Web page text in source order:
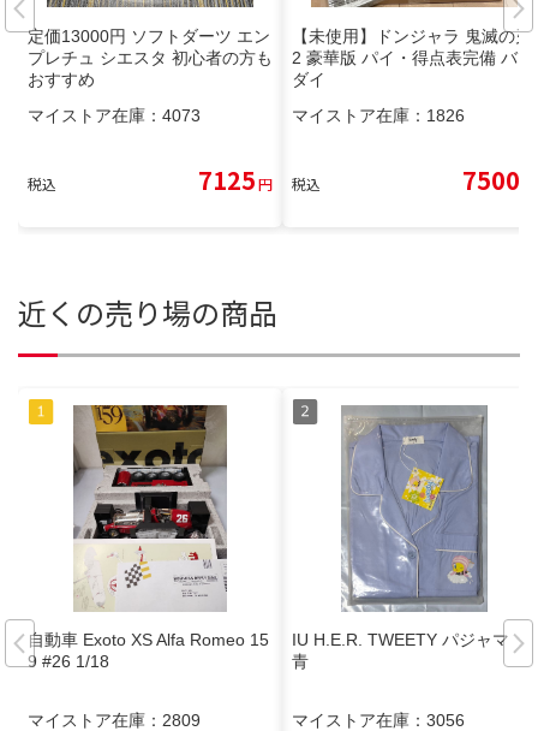
定価13000円 ソフトダーツ エン
プレチュ シエスタ 初心者の方も
おすすめ
マイストア在庫： 4073
税込 7125円
【未使用】ドンジャラ 鬼滅の刃
2 豪華版 パイ・得点表完備 バン
ダイ
マイストア在庫： 1826
税込 7500
近くの売り場の商品
自動車 Exoto XS Alfa Romeo 15
9 #26 1/18
マイストア在庫： 2809
IU H.E.R. TWEETY パジャマ
青
マイストア在庫： 3056